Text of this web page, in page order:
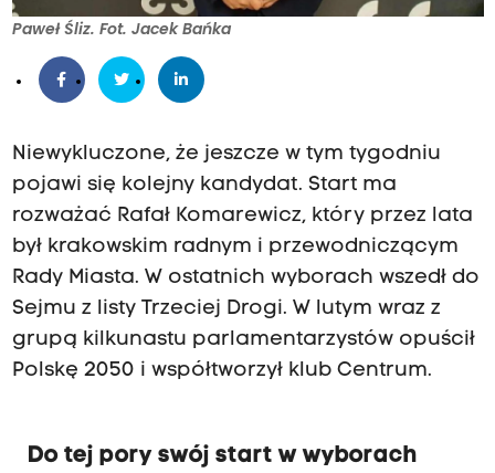
Paweł Śliz. Fot. Jacek Bańka
Niewykluczone, że jeszcze w tym tygodniu
pojawi się kolejny kandydat. Start ma
rozważać Rafał Komarewicz, który przez lata
był krakowskim radnym i przewodniczącym
Rady Miasta. W ostatnich wyborach wszedł do
Sejmu z listy Trzeciej Drogi. W lutym wraz z
grupą kilkunastu parlamentarzystów opuścił
Polskę 2050 i współtworzył klub Centrum.
Do tej pory swój start w wyborach